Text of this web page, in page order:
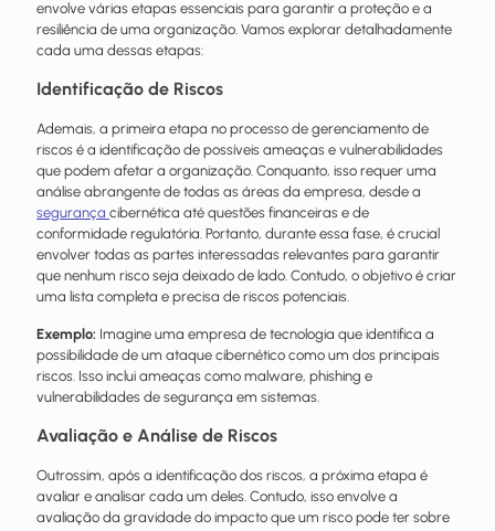
envolve várias etapas essenciais para garantir a proteção e a
resiliência de uma organização. Vamos explorar detalhadamente
cada uma dessas etapas:
Identificação de Riscos
Ademais, a primeira etapa no processo de gerenciamento de
riscos é a identificação de possíveis ameaças e vulnerabilidades
que podem afetar a organização. Conquanto, isso requer uma
análise abrangente de todas as áreas da empresa, desde a
segurança cibernética até questões financeiras e de
conformidade regulatória. Portanto, durante essa fase, é crucial
envolver todas as partes interessadas relevantes para garantir
que nenhum risco seja deixado de lado. Contudo, o objetivo é criar
uma lista completa e precisa de riscos potenciais.
Exemplo: Imagine uma empresa de tecnologia que identifica a
possibilidade de um ataque cibernético como um dos principais
riscos. Isso inclui ameaças como malware, phishing e
vulnerabilidades de segurança em sistemas.
Avaliação e Análise de Riscos
Outrossim, após a identificação dos riscos, a próxima etapa é
avaliar e analisar cada um deles. Contudo, isso envolve a
avaliação da gravidade do impacto que um risco pode ter sobre